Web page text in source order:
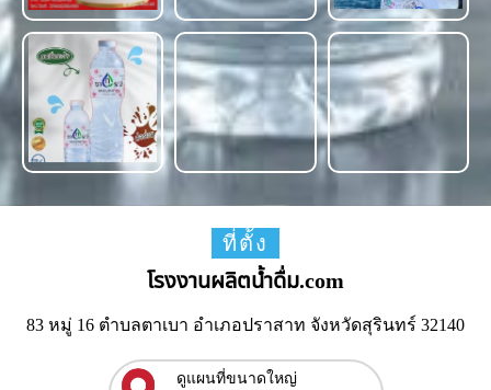
ที่ตั้ง
โรงงานผลิตน้ำดื่ม.com
83 หมู่ 16 ตำบลตาเบา อำเภอปราสาท จังหวัดสุรินทร์ 32140
ดูแผนที่ขนาดใหญ่